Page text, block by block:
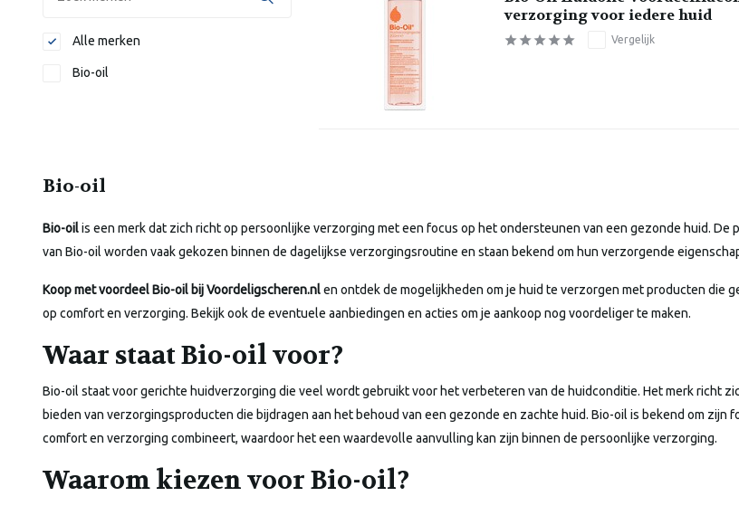
Alle merken
Bio-oil
verzorging voor iedere huid
Vergelijk
Bio-oil
Bio-oilis een merk dat zich richt op persoonlijke verzorging met een focus op het ondersteunen van een gezonde huid. De
van Bio-oil worden vaak gekozen binnen de dagelijkse verzorgingsroutine en staan bekend om hun verzorgende
Koop met voordeel Bio-oil bij Voordeligscheren.nlen ontdek de mogelijkheden om je huid te verzorgen met producten die
op comfort en verzorging. Bekijk ook de eventuele aanbiedingen en acties om je aankoop nog voordeliger te maken.
Waar staat Bio-oil voor?
Bio-oil staat voor gerichte huidverzorging die veel wordt gebruikt voor het verbeteren van de huidconditie. Het merk richt
bieden van verzorgingsproducten die bijdragen aan het behoud van een gezonde en zachte huid. Bio-oil is bekend om zijn
comfort en verzorging combineert, waardoor het een waardevolle aanvulling kan zijn binnen de persoonlijke verzorging.
Waarom kiezen voor Bio-oil?